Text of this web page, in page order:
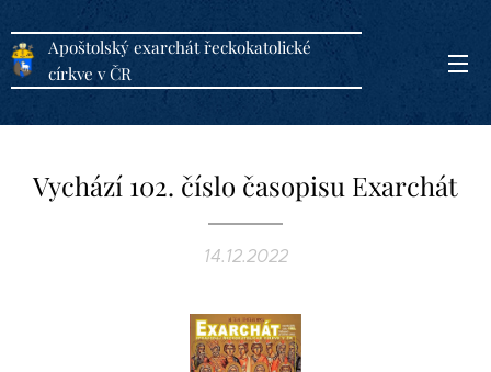
Apoštolský exarchát řeckokatolické
církve v ČR
Vychází 102. číslo časopisu Exarchát
14.12.2022